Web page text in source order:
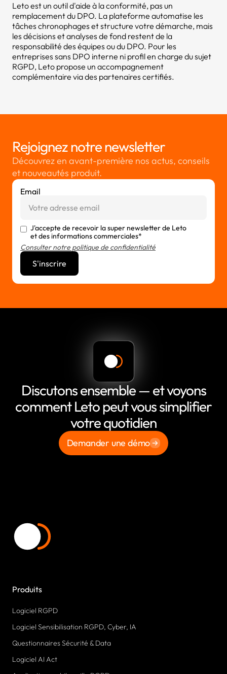
Leto est un outil d'aide à la conformité, pas un
remplacement du DPO. La plateforme automatise les
tâches chronophages et structure votre démarche, mais
les décisions et analyses de fond restent de la
responsabilité des équipes ou du DPO. Pour les
entreprises sans DPO interne ni profil en charge du sujet
RGPD, Leto propose un accompagnement
complémentaire via des partenaires certifiés.
Rejoignez notre newsletter
Découvrez en avant-première nos actus, conseils
et nouveautés produit.
Email
J'accepte de recevoir la super newsletter de Leto
et des informations commerciales*
Consulter notre politique de confidentialité
Discutons ensemble — et voyons
comment Leto peut vous simplifier
votre quotidien
Demander une démo
Produits
Logiciel RGPD
Logiciel Sensibilisation RGPD, Cyber, IA
Questionnaires Sécurité & Data
Logiciel AI Act